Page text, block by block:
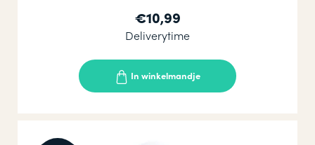
€10,99
Deliverytime
In winkelmandje